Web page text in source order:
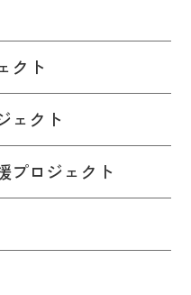
クト
ェクト
プロジェクト